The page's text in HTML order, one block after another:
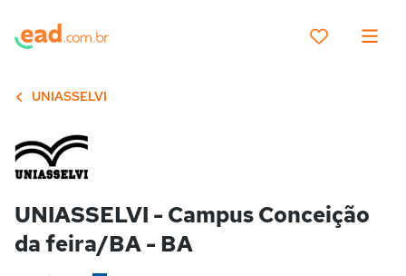
UNIASSELVI
UNIASSELVI - Campus Conceição
da feira/BA - BA